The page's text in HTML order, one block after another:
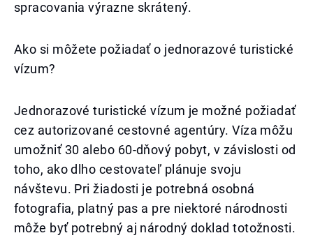
spracovania výrazne skrátený.
Ako si môžete požiadať o jednorazové turistické
vízum?
Jednorazové turistické vízum je možné požiadať
cez autorizované cestovné agentúry. Víza môžu
umožniť 30 alebo 60-dňový pobyt, v závislosti od
toho, ako dlho cestovateľ plánuje svoju
návštevu. Pri žiadosti je potrebná osobná
fotografia, platný pas a pre niektoré národnosti
môže byť potrebný aj národný doklad totožnosti.